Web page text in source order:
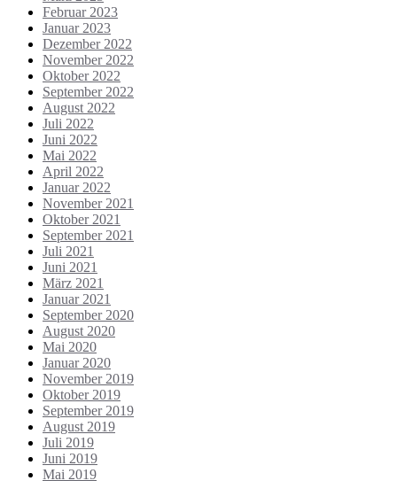
Februar 2023
Januar 2023
Dezember 2022
November 2022
Oktober 2022
September 2022
August 2022
Juli 2022
Juni 2022
Mai 2022
April 2022
Januar 2022
November 2021
Oktober 2021
September 2021
Juli 2021
Juni 2021
März 2021
Januar 2021
September 2020
August 2020
Mai 2020
Januar 2020
November 2019
Oktober 2019
September 2019
August 2019
Juli 2019
Juni 2019
Mai 2019